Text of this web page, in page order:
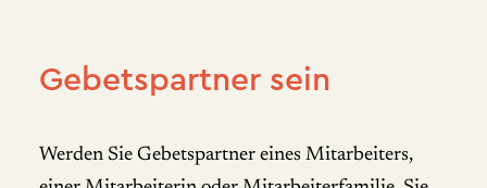
Gebetspartner sein
Werden Sie Gebetspartner eines Mitarbeiters,